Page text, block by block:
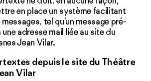
en place un système facilitant
messages, tel qu’un message pré-
adresse mail liée au site du
Jean Vilar.
depuis le site du Théâtre
Vilar